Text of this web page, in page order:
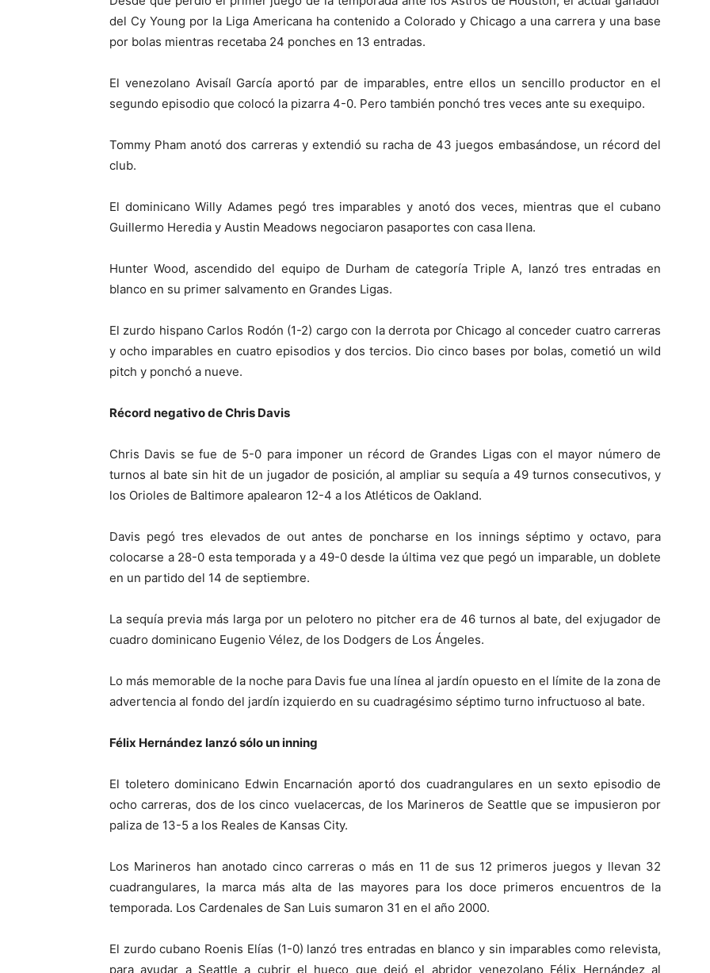
del Cy Young por la Liga Americana ha contenido a Colorado y Chicago a una carrera y una base
por bolas mientras recetaba 24 ponches en 13 entradas.
El venezolano Avisaíl García aportó par de imparables, entre ellos un sencillo productor en el
segundo episodio que colocó la pizarra 4-0. Pero también ponchó tres veces ante su exequipo.
Tommy Pham anotó dos carreras y extendió su racha de 43 juegos embasándose, un récord del
club.
El dominicano Willy Adames pegó tres imparables y anotó dos veces, mientras que el cubano
Guillermo Heredia y Austin Meadows negociaron pasaportes con casa llena.
Hunter Wood, ascendido del equipo de Durham de categoría Triple A, lanzó tres entradas en
blanco en su primer salvamento en Grandes Ligas.
El zurdo hispano Carlos Rodón (1-2) cargo con la derrota por Chicago al conceder cuatro carreras
y ocho imparables en cuatro episodios y dos tercios. Dio cinco bases por bolas, cometió un wild
pitch y ponchó a nueve.
Récord negativo de Chris Davis
Chris Davis se fue de 5-0 para imponer un récord de Grandes Ligas con el mayor número de
turnos al bate sin hit de un jugador de posición, al ampliar su sequía a 49 turnos consecutivos, y
los Orioles de Baltimore apalearon 12-4 a los Atléticos de Oakland.
Davis pegó tres elevados de out antes de poncharse en los innings séptimo y octavo, para
colocarse a 28-0 esta temporada y a 49-0 desde la última vez que pegó un imparable, un doblete
en un partido del 14 de septiembre.
La sequía previa más larga por un pelotero no pitcher era de 46 turnos al bate, del exjugador de
cuadro dominicano Eugenio Vélez, de los Dodgers de Los Ángeles.
Lo más memorable de la noche para Davis fue una línea al jardín opuesto en el límite de la zona de
advertencia al fondo del jardín izquierdo en su cuadragésimo séptimo turno infructuoso al bate.
Félix Hernández lanzó sólo un inning
El toletero dominicano Edwin Encarnación aportó dos cuadrangulares en un sexto episodio de
ocho carreras, dos de los cinco vuelacercas, de los Marineros de Seattle que se impusieron por
paliza de 13-5 a los Reales de Kansas City.
Los Marineros han anotado cinco carreras o más en 11 de sus 12 primeros juegos y llevan 32
cuadrangulares, la marca más alta de las mayores para los doce primeros encuentros de la
temporada. Los Cardenales de San Luis sumaron 31 en el año 2000.
El zurdo cubano Roenis Elías (1-0) lanzó tres entradas en blanco y sin imparables como relevista,
para ayudar a Seattle a cubrir el hueco que dejó el abridor venezolano Félix Hernández al